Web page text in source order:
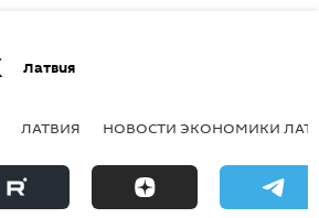
Латвия
ЛАТВИЯ НОВОСТИ ЭКОНОМИКИ